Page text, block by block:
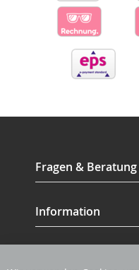
Fragen & Beratung
Information